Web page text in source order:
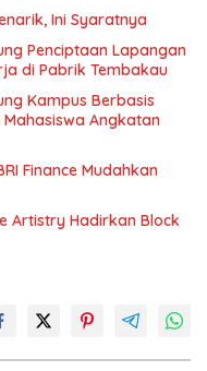
Ini Syaratnya
Penciptaan Lapangan
di Pabrik Tembakau
Kampus Berbasis
Angkatan
Finance Mudahkan
Artistry Hadirkan Block